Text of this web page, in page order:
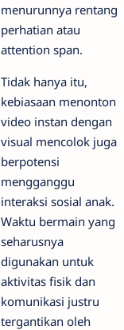
menurunnya rentang
perhatian atau
attention span.
Tidak hanya itu,
kebiasaan menonton
video instan dengan
visual mencolok juga
berpotensi
mengganggu
interaksi sosial anak.
Waktu bermain yang
seharusnya
digunakan untuk
aktivitas fisik dan
komunikasi justru
tergantikan oleh